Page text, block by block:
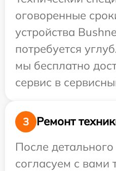
оговоренные
устройства
потребуется
мы бесплатно
сервис в
3
Ремонт
После
согласуем с вами